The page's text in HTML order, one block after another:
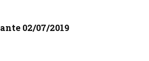
02/07/2019